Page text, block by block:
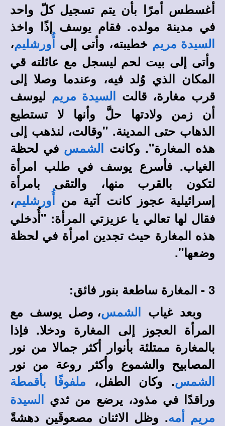
أغسطس أمرًا بأن يتم تسجيل كلّ واحد
في مدينة مولده. فقام يوسف إذًا واخذ
السيدة مريم خطيبته، وأتى إلى أُورشليم،
وأتى إلى بيت لحم ليسجل مع عائلته قي
المكان الذي وُلد فيه، وعندما وصلا إلى
قرب مغارة، قالت
السيدة مريم ليوسف
أن زمن ولادتها حلَّ وأنها لا تستطيع
الذهاب حتى المدينة. "وقالت، لنذهب إلى
هذه المغارة". وكانت
الشمس في لحظة
الغياب. فأسرع يوسف في طلب امرأة
لتكون بالقرب منها، والتقى بامرأة
إسرائيلية عجوز كانت آتية من
أُورشليم،
فقال لها تعالي يا عزيزتي المرأة: "أُدخلي
هذه المغارة حيث تجدين امرأة في لحظة
وضعها".
3 - المغارة ساطعة بنور فائق:
وبعد غياب
الشمس، وصل يوسف مع
المرأة العجوز إلى المغارة ودخلا. فإذا
بالمغارة ممتلئة بأنوار أكثر جمالا من نور
المصابيح والشموع وأكثر روعة من نور
الشمس. وكان الطفل، ملفوفًا بأقمطة
وراقدًا في مذود، يرضع من ثدي
السيدة
مريم أمه. وظل الاثنان مصعوقَين دهشةً